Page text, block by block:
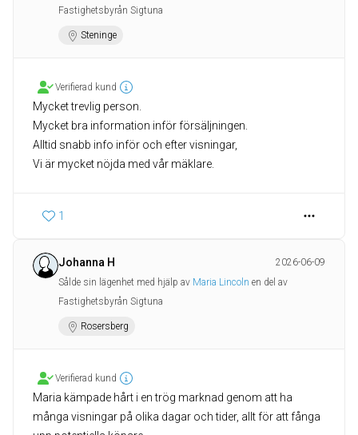
Fastighetsbyrån Sigtuna
Steninge
Verifierad kund
Mycket trevlig person.
Mycket bra information inför försäljningen.
Alltid snabb info inför och efter visningar,
1
Johanna H
2026-06-09
Sålde sin lägenhet med hjälp av Maria Lincoln en del av
Fastighetsbyrån Sigtuna
Rosersberg
Verifierad kund
Maria kämpade hårt i en trög marknad genom att ha
många visningar på olika dagar och tider, allt för att fånga